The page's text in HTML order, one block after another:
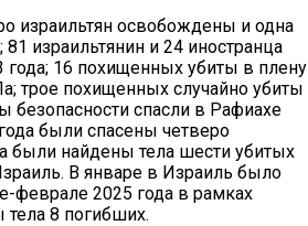
израильтян освобождены и одна
израильтянин и 24 иностранца
16 похищенных убиты в плену
трое похищенных случайно убиты
спасли в Рафиахе
были спасены четверо
были найдены тела шести убитых
В январе в Израиль было
феврале 2025 года в рамках
8 погибших.